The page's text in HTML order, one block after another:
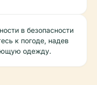
в безопасности
к погоде, надев
одежду.